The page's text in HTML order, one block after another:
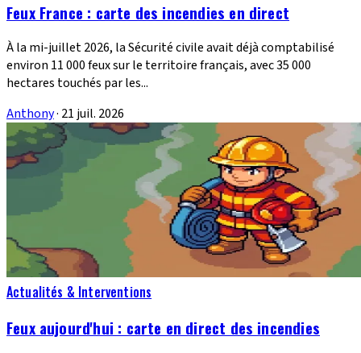
Feux France : carte des incendies en direct
À la mi-juillet 2026, la Sécurité civile avait déjà comptabilisé
environ 11 000 feux sur le territoire français, avec 35 000
hectares touchés par les...
Anthony· 21 juil. 2026
Actualités & Interventions
Feux aujourd'hui : carte en direct des incendies